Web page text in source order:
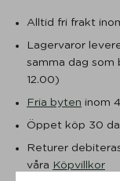
Alltid fri frakt
Lagervaror
samma dag som
12.00)
Fria byten inom
Öppet köp 30
Returer
våra Köpvillkor